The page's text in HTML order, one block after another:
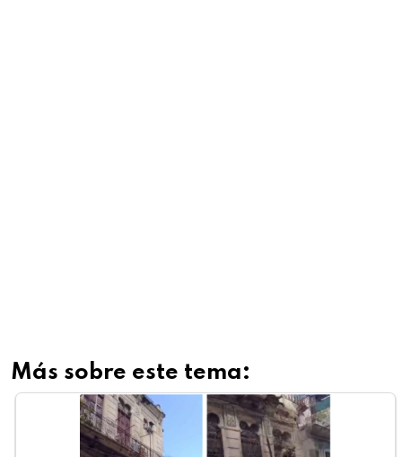
Más sobre este tema: